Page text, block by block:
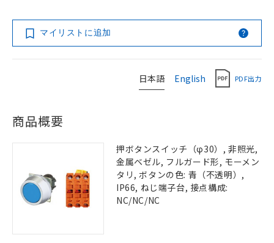
マイリストに追加
日本語 English PDF出力
商品概要
押ボタンスイッチ（φ30）, 非照光,
金属ベゼル, フルガード形, モーメン
タリ, ボタンの色: 青（不透明）,
IP66, ねじ端子台, 接点構成:
NC/NC/NC